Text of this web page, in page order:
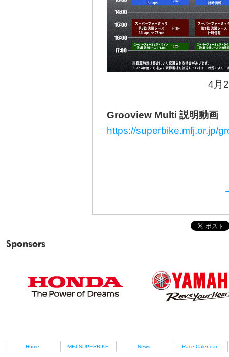
4月
Grooview Multi 説明動
https://superbike.mfj.or.jp/
Home MFJ SUPERBIKE News Race Calendar